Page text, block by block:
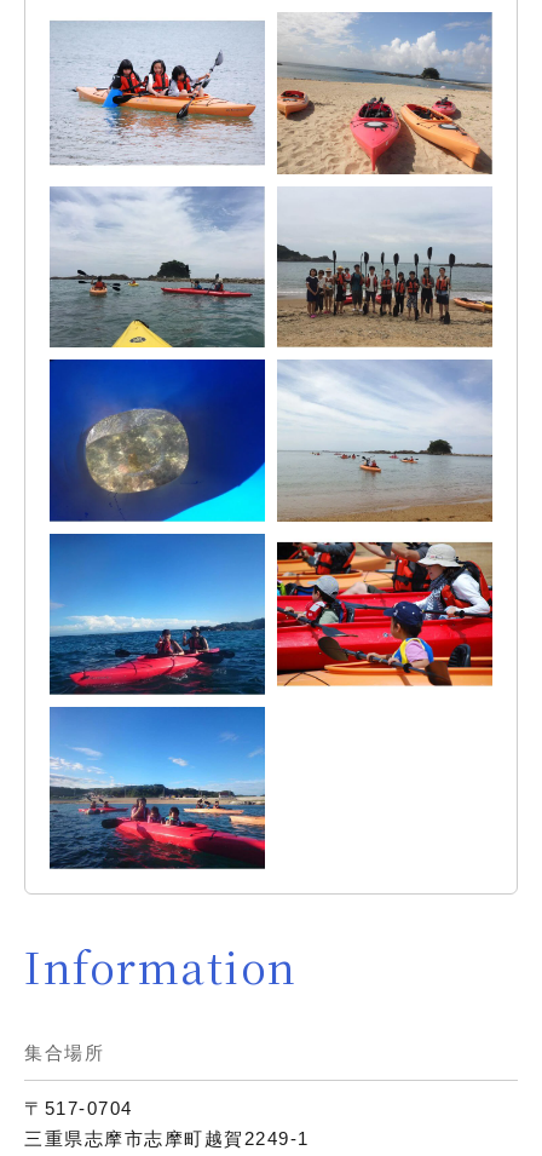
Information
集合場所
〒517-0704
三重県志摩市志摩町越賀2249-1